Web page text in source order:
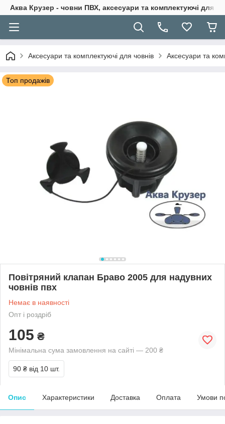
Аква Крузер - човни ПВХ, аксесуари та комплектуючі для
Аксесуари та комплектуючі для човнів Аксесуари та
Топ продажів
Повітряний клапан Браво 2005 для надувних
човнів пвх
Немає в наявності
Опт і роздріб
105 ₴
Мінімальна сума замовлення на сайті — 200 ₴
90 ₴ від 10 шт.
Опис Характеристики Доставка Оплата Умови